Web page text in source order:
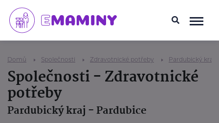
Domů Společnosti Zdravotnické potřeby Pardubický kraj
Společnosti - Zdravotnické
potřeby
Pardubický kraj - Pardubice